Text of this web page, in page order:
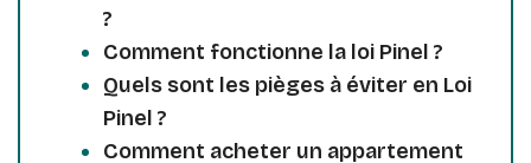
?
Comment fonctionne la loi Pinel ?
Quels sont les pièges à éviter en Loi
Pinel ?
Comment acheter un appartement